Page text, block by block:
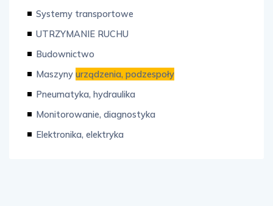
Systemy transportowe
UTRZYMANIE RUCHU
Budownictwo
Maszyny urządzenia, podzespoły
Pneumatyka, hydraulika
Monitorowanie, diagnostyka
Elektronika, elektryka